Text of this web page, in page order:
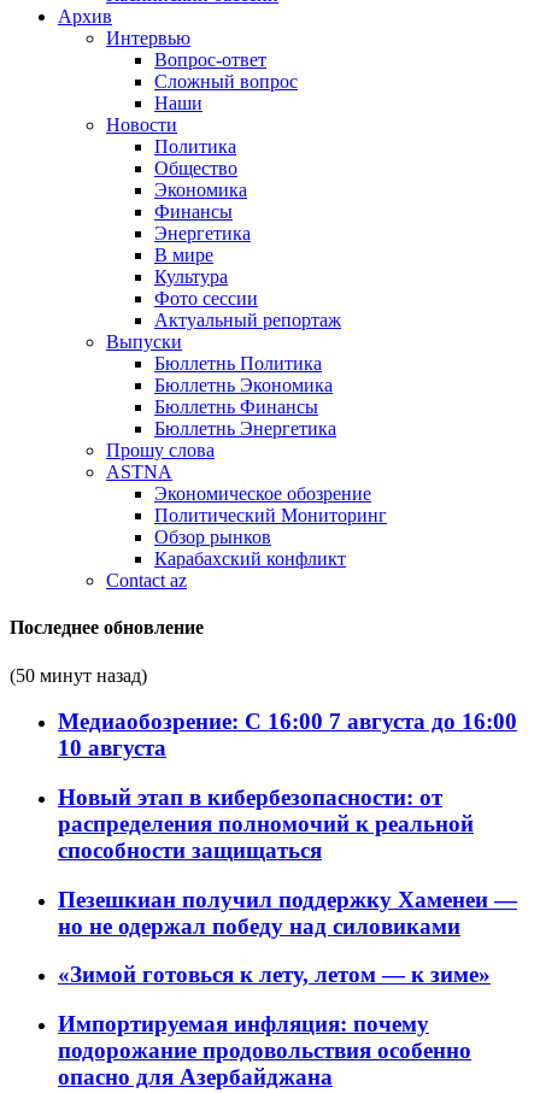
Архив
Интервью
Вопрос-ответ
Сложный вопрос
Наши
Новости
Политика
Общество
Экономика
Финансы
Энергетика
В мире
Культура
Фото сессии
Актуальный репортаж
Выпуски
Бюллетнь Политика
Бюллетнь Экономика
Бюллетнь Финансы
Бюллетнь Энергетика
Прошу слова
ASTNA
Экономическое обозрение
Политический Мониторинг
Обзор рынков
Карабахский конфликт
Contact az
Последнее обновление
(50 минут назад)
Медиаобозрение: С 16:00 7 августа до 16:00
10 августа
Новый этап в кибербезопасности: от
распределения полномочий к реальной
способности защищаться
Пезешкиан получил поддержку Хаменеи —
но не одержал победу над силовиками
«Зимой готовься к лету, летом — к зиме»
Импортируемая инфляция: почему
подорожание продовольствия особенно
опасно для Азербайджана